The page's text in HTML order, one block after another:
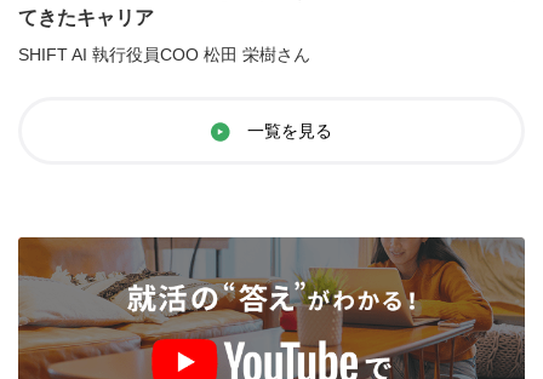
てきたキャリア
SHIFT AI 執行役員COO 松田 栄樹さん
一覧を見る